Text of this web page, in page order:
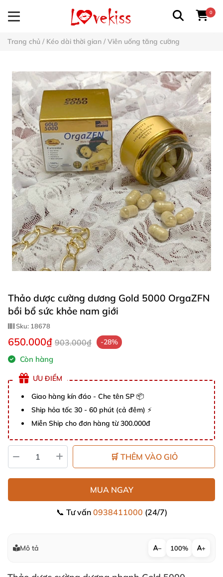
0
Trang chủ / Kéo dài thời gian / Viên uống tăng cường
Thảo dược cường dương Gold 5000 OrgaZFN
bồi bổ sức khỏe nam giới
Sku: 18678
650.000₫ 903.000₫ -28%
Còn hàng
ƯU ĐIỂM
Giao hàng kín đáo - Che tên SP 📦
Ship hỏa tốc 30 - 60 phút (cả đêm) ⚡
Miễn Ship cho đơn hàng từ 300.000đ
🛒 THÊM VÀO GIỎ
MUA NGAY
📞 Tư vấn 0938411000 (24/7)
Mô tả − 100% +